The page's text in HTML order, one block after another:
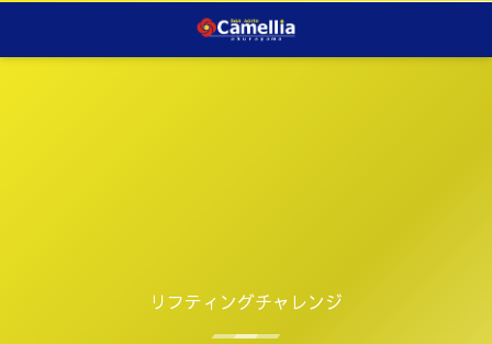
リフティングチャレンジ